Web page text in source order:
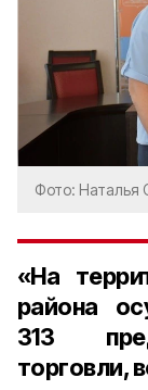
Фото: Наталья
«На
района
313
торговли,